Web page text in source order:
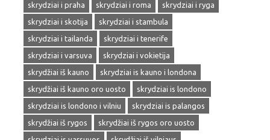
skrydziai i praha
skrydziai i roma
skrydziai i ryga
skrydziai i skotija
skrydziai i stambula
skrydziai i tailanda
skrydziai i tenerife
skrydziai i varsuva
skrydziai i vokietija
skrydžiai iš kauno
skrydziai is kauno i londona
skrydžiai iš kauno oro uosto
skrydziai is londono
skrydziai is londono i vilniu
skrydziai is palangos
skrydžiai iš rygos
skrydžiai iš rygos oro uosto